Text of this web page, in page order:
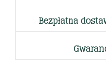
Bezpłatna